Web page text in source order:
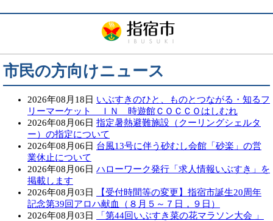
市民の方向けニュース
2026年08月18日 いぶすきのひと、ものとつながる・知るフ
リーマーケット ＩＮ 時遊館ＣＯＣＣＯはしむれ
2026年08月06日 指定暑熱避難施設（クーリングシェルタ
ー）の指定について
2026年08月06日 台風13号に伴う砂むし会館「砂楽」の営
業休止について
2026年08月06日 ハローワーク発行「求人情報いぶすき」を
掲載します
2026年08月03日
【受付時間等の変更】指宿市誕生20周年
記念第39回アロハ献血（８月５～７日，９日）
2026年08月03日
「第44回いぶすき菜の花マラソン大会 」